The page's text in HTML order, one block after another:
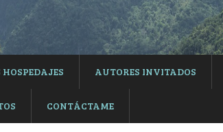
HOSPEDAJES AUTORES INVITADOS
CONTÁCTAME